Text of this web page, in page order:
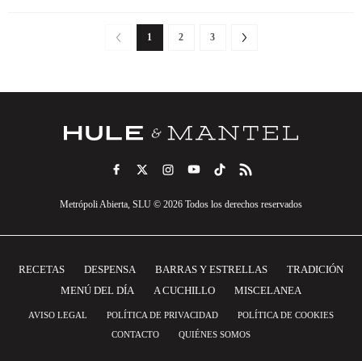
1 2 3
Metrópoli Abierta, SLU © 2026 Todos los derechos reservados
RECETAS DESPENSA BARRAS Y ESTRELLAS
TRADICIÓN
MENÚ DEL DÍA
A CUCHILLO MISCELANEA
AVISO LEGAL POLÍTICA DE PRIVACIDAD
POLÍTICA DE COOKIES
CONTACTO
QUIÉNES SOMOS